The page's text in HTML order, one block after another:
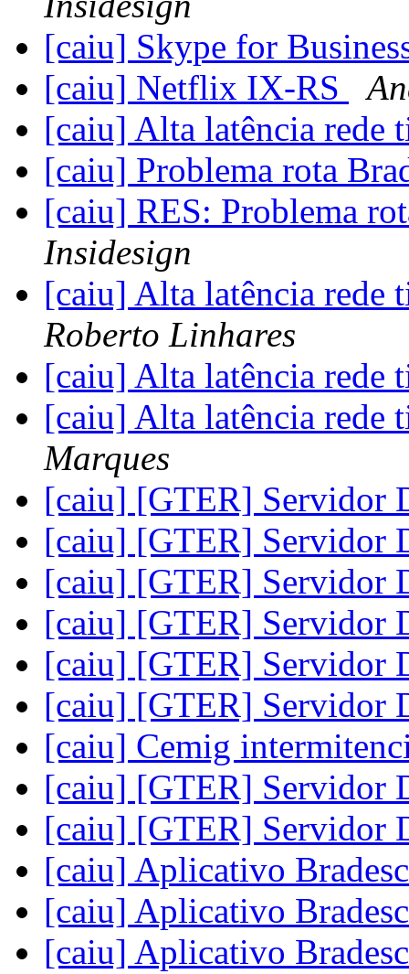
[caiu] Skype for
[caiu] Netflix IX-RS
[caiu] Alta latência
[caiu] Problema rota
[caiu] RES: Problema
Insidesign
[caiu] Alta latência
Roberto Linhares
[caiu] Alta latência
[caiu] Alta latência
Marques
[caiu] [GTER] Servidor
[caiu] [GTER] Servidor
[caiu] [GTER] Servidor
[caiu] [GTER] Servidor
[caiu] [GTER] Servidor
[caiu] [GTER] Servidor
[caiu] Cemig
[caiu] [GTER] Servidor
[caiu] [GTER] Servidor
[caiu] Aplicativo
[caiu] Aplicativo
[caiu] Aplicativo